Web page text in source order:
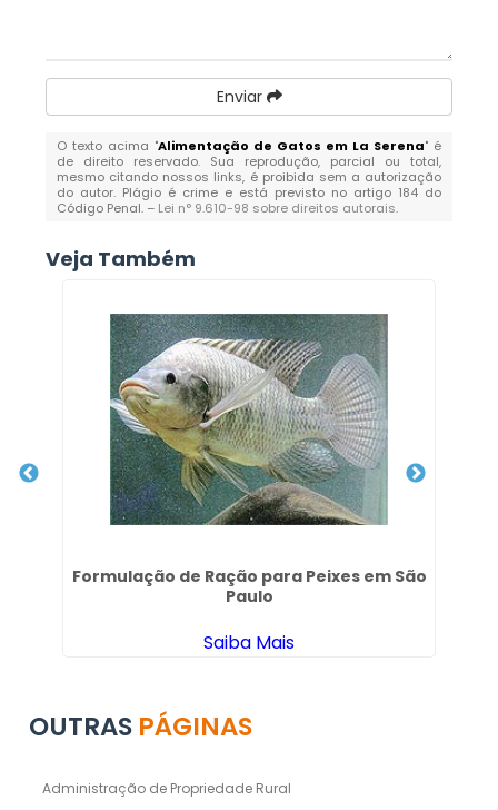
Enviar
O texto acima "Alimentação de Gatos em La Serena" é
de direito reservado. Sua reprodução, parcial ou total,
mesmo citando nossos links, é proibida sem a autorização
do autor. Plágio é crime e está previsto no artigo 184 do
Código Penal. – Lei n° 9.610-98 sobre direitos autorais.
Veja Também
Formulação de Ração para Peixes em São
Paulo
Saiba Mais
OUTRAS PÁGINAS
Administração de Propriedade Rural